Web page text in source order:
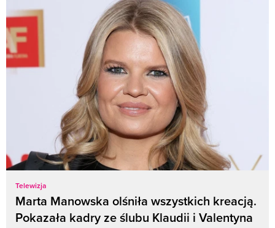
Telewizja
Marta Manowska olśniła wszystkich kreacją.
Pokazała kadry ze ślubu Klaudii i Valentyna